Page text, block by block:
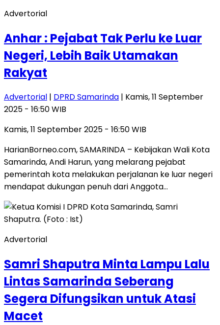
Advertorial
Anhar : Pejabat Tak Perlu ke Luar
Negeri, Lebih Baik Utamakan
Rakyat
Advertorial | DPRD Samarinda | Kamis, 11 September
2025 - 16:50 WIB
Kamis, 11 September 2025 - 16:50 WIB
HarianBorneo.com, SAMARINDA – Kebijakan Wali Kota
Samarinda, Andi Harun, yang melarang pejabat
pemerintah kota melakukan perjalanan ke luar negeri
mendapat dukungan penuh dari Anggota…
Advertorial
Samri Shaputra Minta Lampu Lalu
Lintas Samarinda Seberang
Segera Difungsikan untuk Atasi
Macet